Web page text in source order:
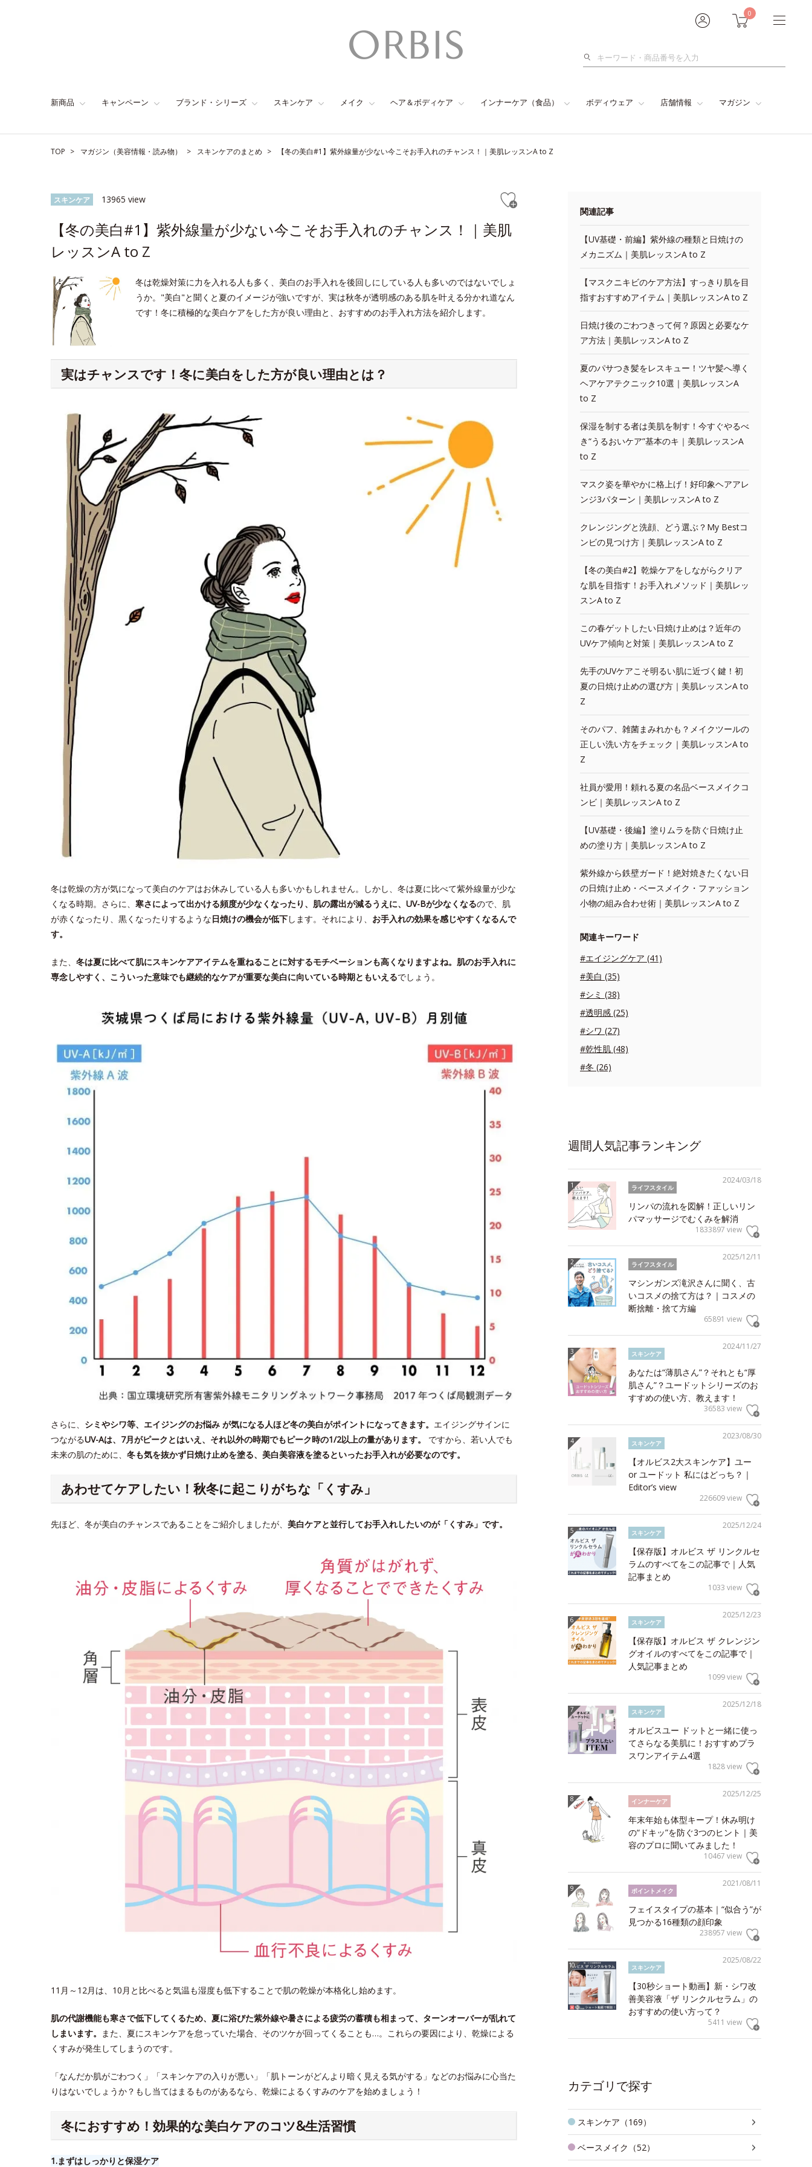
0
検
新商品 キャンペーン ブランド・シリーズ スキンケア メイク ヘア＆ボディケア インナーケア（食品） ボディウェア 店舗情報 マガジン
TOP マガジン（美容情報・読み物） スキンケアのまとめ 【冬の美白#1】紫外線量が少ない今こそお手入れのチャンス！｜美肌レッスンA to Z
スキンケア 13965 view
【冬の美白#1】紫外線量が少ない今こそお手入れのチャンス！｜美肌
レッスンA to Z
冬は乾燥対策に力を入れる人も多く、美白のお手入れを後回しにしている人も多いのではないでしょ
うか。"美白"と聞くと夏のイメージが強いですが、実は秋冬が透明感のある肌を叶える分かれ道なん
です！冬に積極的な美白ケアをした方が良い理由と、おすすめのお手入れ方法を紹介します。
実はチャンスです！冬に美白をした方が良い理由とは？
冬は乾燥の方が気になって美白のケアはお休みしている人も多いかもしれません。しかし、冬は夏に比べて紫外線量が少な
くなる時期。さらに、 寒さによって出かける頻度が少なくなったり、肌の露出が減るうえに、UV-Bが少なくなるので、肌
が赤くなったり、黒くなったりするような日焼けの機会が低下します。それにより、 お手入れの効果を感じやすくなるんで
す。
また、 冬は夏に比べて肌にスキンケアアイテムを重ねることに対するモチベーションも高くなりますよね。肌のお手入れに
専念しやすく、こういった意味でも継続的なケアが重要な美白に向いている時期ともいえるでしょう。
さらに、 シミやシワ等、エイジングのお悩み が気になる人ほど冬の美白がポイントになってきます。 エイジングサインに
つながるUV-Aは、7月がピークとはいえ、それ以外の時期でもピーク時の1/2以上の量があります。
ですから、若い人でも
未来の肌のために、 冬も気を抜かず日焼け止めを塗る、美白美容液を塗るといったお手入れが必要なのです。
あわせてケアしたい！秋冬に起こりがちな「くすみ」
先ほど、冬が美白のチャンスであることをご紹介しましたが、 美白ケアと並行してお手入れしたいのが「くすみ」です。
11月～12月は、10月と比べると気温も湿度も低下することで肌の乾燥が本格化し始めます。
肌の代謝機能も寒さで低下してくるため、夏に浴びた紫外線や暑さによる疲労の蓄積も相まって、ターンオーバーが乱れて
しまいます。 また、夏にスキンケアを怠っていた場合、そのツケが回ってくることも…。これらの要因により、乾燥による
くすみが発生してしまうのです。
「なんだか肌がごわつく」「スキンケアの入りが悪い」「肌トーンがどんより暗く見える気がする」などのお悩みに心当た
りはないでしょうか？もし当てはまるものがあるなら、乾燥によるくすみのケアを始めましょう！
冬におすすめ！効果的な美白ケアのコツ&生活習慣
1.​まずはしっかりと保湿ケア
関連記事
【UV基礎・前編】紫外線の種類と日焼けの
メカニズム｜美肌レッスンA to Z
【マスクニキビのケア方法】すっきり肌を目
指すおすすめアイテム｜美肌レッスンA to Z
日焼け後のごわつきって何？原因と必要なケ
ア方法｜美肌レッスンA to Z
夏のパサつき髪をレスキュー！ツヤ髪へ導く
ヘアケアテクニック10選｜美肌レッスンA
to Z
保湿を制する者は美肌を制す！今すぐやるべ
き“うるおいケア”基本のキ｜美肌レッスンA
to Z
マスク姿を華やかに格上げ！好印象ヘアアレ
ンジ3パターン｜美肌レッスンA to Z
クレンジングと洗顔、どう選ぶ？My Bestコ
ンビの見つけ方｜美肌レッスンA to Z
【冬の美白#2】乾燥ケアをしながらクリア
な肌を目指す！お手入れメソッド｜美肌レッ
スンA to Z
この春ゲットしたい日焼け止めは？近年の
UVケア傾向と対策｜美肌レッスンA to Z
先手のUVケアこそ明るい肌に近づく鍵！初
夏の日焼け止めの選び方｜美肌レッスンA to
Z
そのパフ、雑菌まみれかも？メイクツールの
正しい洗い方をチェック｜美肌レッスンA to
Z
社員が愛用！頼れる夏の名品ベースメイクコ
ンビ｜美肌レッスンA to Z
【UV基礎・後編】塗りムラを防ぐ日焼け止
めの塗り方｜美肌レッスンA to Z
紫外線から鉄壁ガード！絶対焼きたくない日
の日焼け止め・ベースメイク・ファッション
小物の組み合わせ術｜美肌レッスンA to Z
関連キーワード
#エイジングケア (41)
#美白 (35)
#シミ (38)
#透明感 (25)
#シワ (27)
#乾性肌 (48)
#冬 (26)
週間人気記事ランキング
2024/03/18
ライフスタイル
リンパの流れを図解！正しいリン
パマッサージでむくみを解消
1833897 view
2025/12/11
ライフスタイル
マシンガンズ滝沢さんに聞く、古
いコスメの捨て方は？｜コスメの
断捨離・捨て方編
65891 view
2024/11/27
スキンケア
あなたは“薄肌さん”？それとも“厚
肌さん”？ユードットシリーズのお
すすめの使い方、教えます！
36583 view
2023/08/30
スキンケア
【オルビス2大スキンケア】ユー
or ユードット 私にはどっち？｜
Editor’s view
226609 view
2025/12/24
スキンケア
【保存版】オルビス ザ リンクルセ
ラムのすべてをこの記事で｜人気
記事まとめ
1033 view
2025/12/23
スキンケア
【保存版】オルビス ザ クレンジン
グオイルのすべてをこの記事で｜
人気記事まとめ
1099 view
2025/12/18
スキンケア
オルビスユー ドットと一緒に使っ
てさらなる美肌に！おすすめプラ
スワンアイテム4選
1828 view
2025/12/25
インナーケア
年末年始も体型キープ！休み明け
の“ドキッ”を防ぐ3つのヒント｜美
容のプロに聞いてみました！
10467 view
2021/08/11
ポイントメイク
フェイスタイプの基本｜“似合う”が
見つかる16種類の顔印象
238957 view
2025/08/22
スキンケア
【30秒ショート動画】新・シワ改
善美容液「ザ リンクルセラム」の
おすすめの使い方って？
5411 view
カテゴリで探す
スキンケア（169）
ベースメイク（52）